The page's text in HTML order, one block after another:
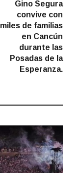
post:
Gino Segura
convive con
miles de familias
en Cancún
durante las
Posadas de la
Esperanza.